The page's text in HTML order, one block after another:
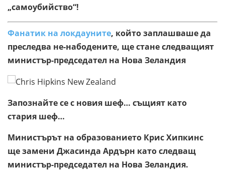
„самоубийство“!
Фанатик на локдауните, който заплашваше да
преследва не-набодените, ще стане следващият
министър-председател на Нова Зеландия
Запознайте се с новия шеф… същият като
стария шеф…
Министърът на образованието Крис Хипкинс
ще замени Джасинда Ардърн като следващ
министър-председател на Нова Зеландия.